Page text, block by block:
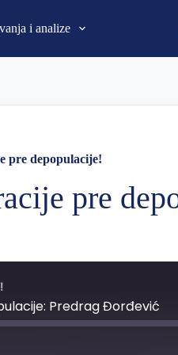
i analize
pre depopulacije!
pre
Predrag Đorđević